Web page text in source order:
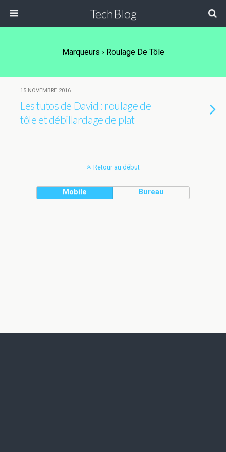
TechBlog
Marqueurs › Roulage De Tôle
15 NOVEMBRE 2016
Les tutos de David : roulage de
tôle et débillardage de plat
Retour au début
Mobile Bureau